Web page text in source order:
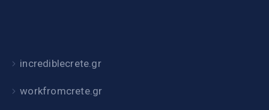
incrediblecrete.gr
workfromcrete.gr